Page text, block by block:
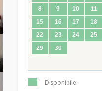
8
9 10 11
15
16 17 18
22
23 24 25
29
30
Disponibile